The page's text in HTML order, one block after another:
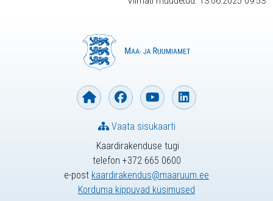
Kaardirakenduse tugi
telefon +372 665 0600
e-post kaardirakendus@maaruum.ee
Korduma kippuvad küsimused
Vaata sisukaarti